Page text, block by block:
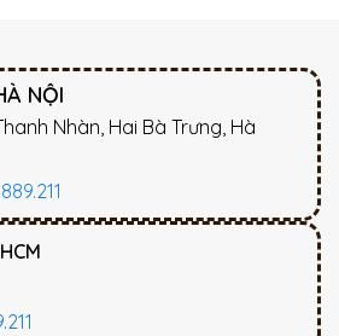
NỘI
Nhàn, Hai Bà Trưng, Hà